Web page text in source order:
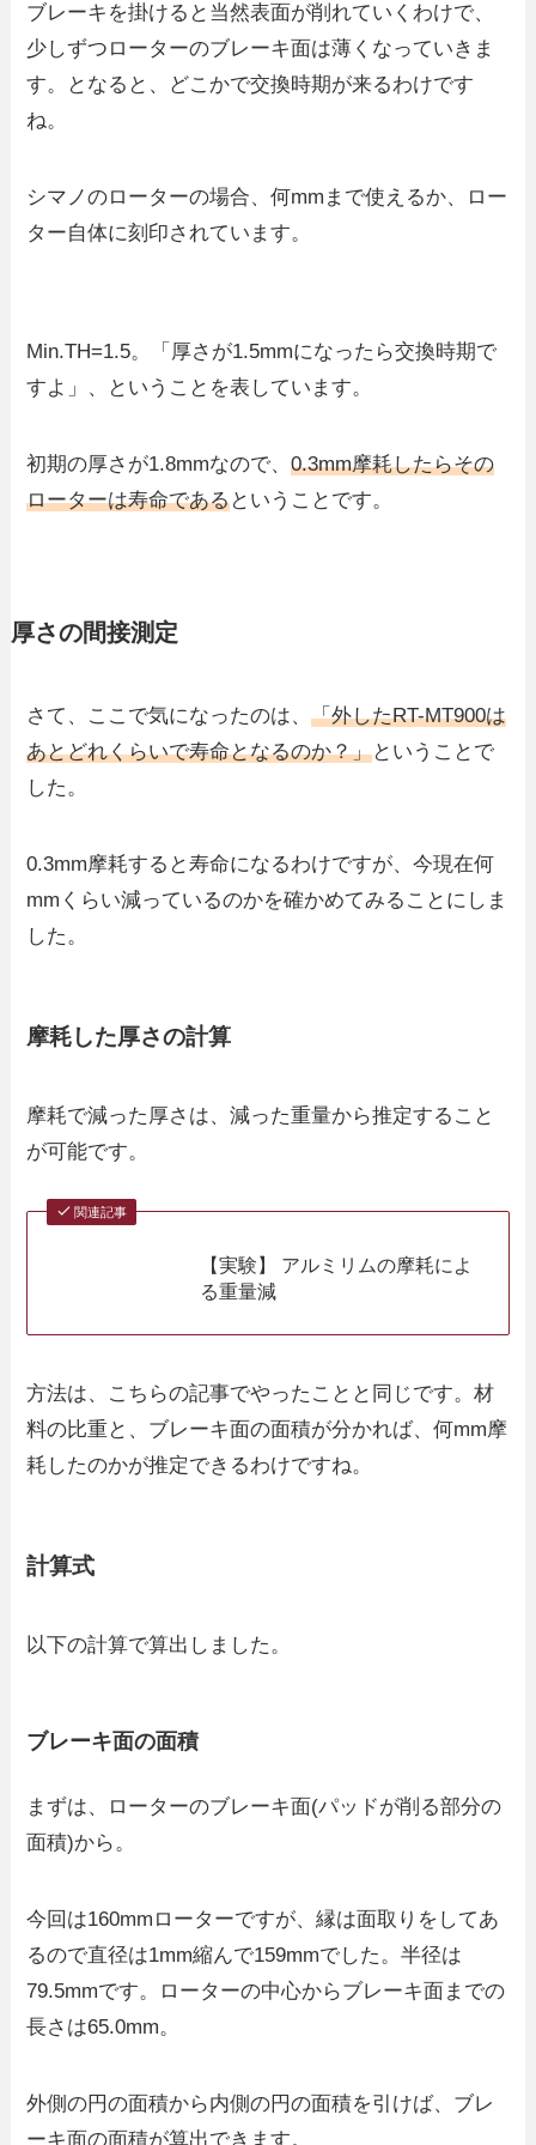
ブレーキを掛けると当然表面が削れていくわけで、
少しずつローターのブレーキ面は薄くなっていきま
す。となると、どこかで交換時期が来るわけです
ね。
シマノのローターの場合、何mmまで使えるか、ロー
ター自体に刻印されています。
Min.TH=1.5。「厚さが1.5mmになったら交換時期で
すよ」、ということを表しています。
初期の厚さが1.8mmなので、0.3mm摩耗したらその
ローターは寿命であるということです。
厚さの間接測定
さて、ここで気になったのは、「外したRT-MT900は
あとどれくらいで寿命となるのか？」ということで
した。
0.3mm摩耗すると寿命になるわけですが、今現在何
mmくらい減っているのかを確かめてみることにしま
した。
摩耗した厚さの計算
摩耗で減った厚さは、減った重量から推定すること
が可能です。
関連記事
【実験】 アルミリムの摩耗によ
る重量減
方法は、こちらの記事でやったことと同じです。材
料の比重と、ブレーキ面の面積が分かれば、何mm摩
耗したのかが推定できるわけですね。
計算式
以下の計算で算出しました。
ブレーキ面の面積
まずは、ローターのブレーキ面(パッドが削る部分の
面積)から。
今回は160mmローターですが、縁は面取りをしてあ
るので直径は1mm縮んで159mmでした。半径は
79.5mmです。ローターの中心からブレーキ面までの
長さは65.0mm。
外側の円の面積から内側の円の面積を引けば、ブレ
ーキ面の面積が算出できます。